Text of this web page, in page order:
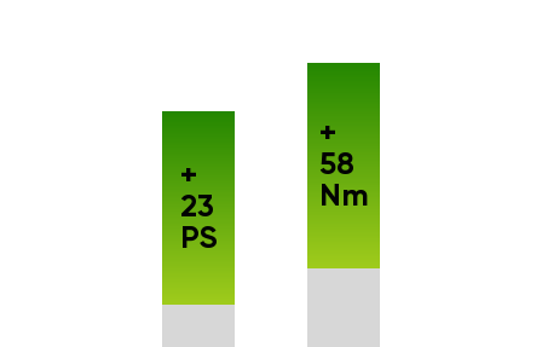
+
23
PS
+
58
Nm